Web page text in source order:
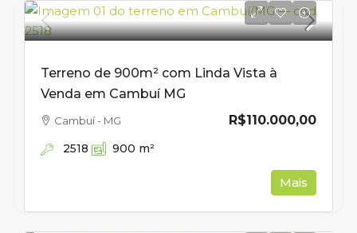
Terreno de 900m² com Linda Vista à
Venda em Cambuí MG
R$110.000,00
Cambuí - MG
2518 900 m²
Mais